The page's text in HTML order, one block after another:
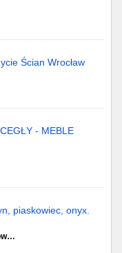
Ścian Wrocław
- MEBLE
piaskowiec, onyx.